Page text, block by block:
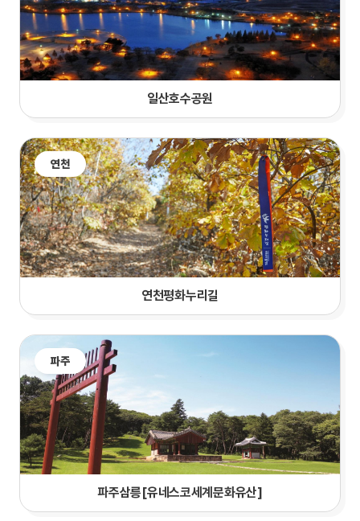
일산호수공원
연천
연천평화누리길
파주
파주삼릉[유네스코세계문화유산]